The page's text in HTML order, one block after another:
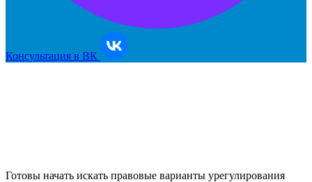
Консультация в ВК
Готовы начать искать правовые варианты урегулирования